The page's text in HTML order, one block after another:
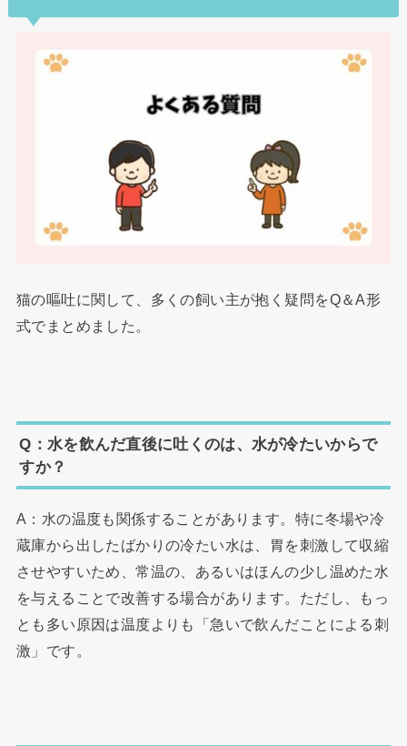
猫の嘔吐に関して、多くの飼い主が抱く疑問をQ＆A形
式でまとめました。
Q：水を飲んだ直後に吐くのは、水が冷たいからで
すか？
A：水の温度も関係することがあります。特に冬場や冷
蔵庫から出したばかりの冷たい水は、胃を刺激して収縮
させやすいため、常温の、あるいはほんの少し温めた水
を与えることで改善する場合があります。ただし、もっ
とも多い原因は温度よりも「急いで飲んだことによる刺
激」です。